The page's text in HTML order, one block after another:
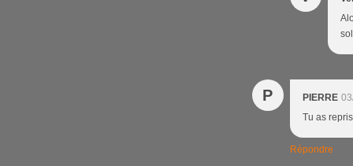
P PIERRE
Tu as
Répondre